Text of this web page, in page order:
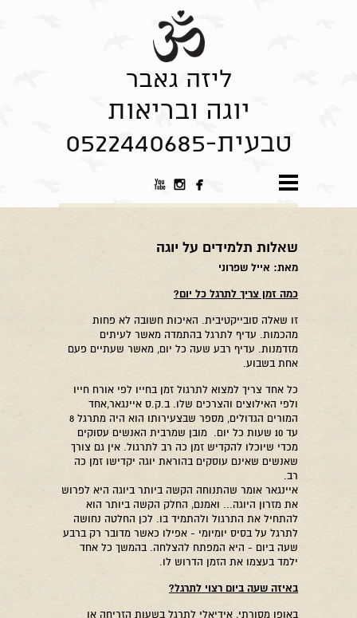
ליזה גאבר
יוגה ובריאות
טבעית-0522440685



שאלות תלמידים על יוגה
מאת: אייל שפרוני
כמה זמן צריך לתרגל כל יום?
זו שאלה סובייקטיבית. האיכות חשובה לא פחות
מהכמות. עדיף לתרגל בהתמדה מאשר לעיתים
מזדמנות. עדיף רבע שעה כל יום, מאשר שעתיים פעם
אחת בשבוע.
כל אחד צריך למצוא לתרגול זמן בחייו לפי אורח חייו
ולפי האילוצים והצרכים שלו. ב.ק.ס איינגאר,אחד
המורים הגדולים, מספר שבצעירותו הוא היה מתרגל 8
עד 10 שעות כל יום. מובן שמרבית האנשים עסוקים
מכדי שיוכלו להקדיש זמן כה רב לתרגול. אין גם צורך
שאנשים שאינם עוסקים בהוראת יוגה יקדישו זמן כה
רב.
איינגאר אומר שהתנוחה הקשה ביותר ביוגה היא לפרוש
את מזרון היוגה... ואמנם, החלק הקשה ביותר הוא
להתחיל את התרגול ולהתמיד בו. לכן החלטה נחושה
לתרגל על בסיס יומיומי - אפילו כאשר מדובר רק ברבע
שעה ביום - היא המפתח להצלחה. בהמשך כל אחד
ילמד בעצמו את הזמן הדרוש לו.
באיזה שעה ביום רצוי לתרגל?
באופן מסורתי, אידיאלי לתרגל בשעות הזריחה או